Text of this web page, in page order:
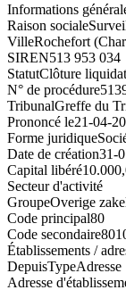
Informations
Raison sociale
VilleRochefort
SIREN513 953 034
StatutClôture
N° de procédure
TribunalGreffe du
Prononcé le21-04-
Forme juridique
Date de création31-
Capital libéré
Secteur d'activité
GroupeOverige
Code principal80
Code secondaire
Établissements /
DepuisTypeAdresse
Adresse